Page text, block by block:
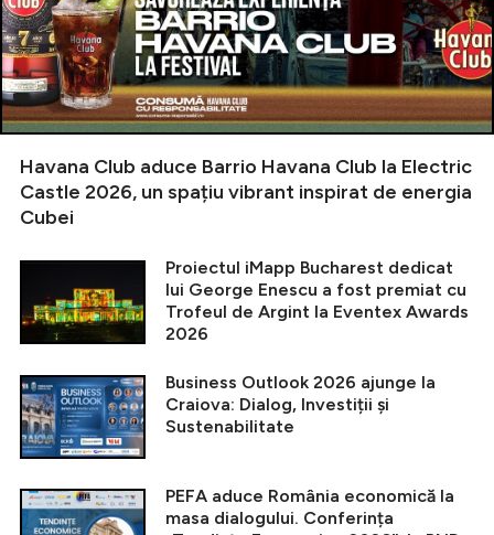
Havana Club aduce Barrio Havana Club la Electric
Castle 2026, un spațiu vibrant inspirat de energia
Cubei
Proiectul iMapp Bucharest dedicat
lui George Enescu a fost premiat cu
Trofeul de Argint la Eventex Awards
2026
Business Outlook 2026 ajunge la
Craiova: Dialog, Investiții și
Sustenabilitate
PEFA aduce România economică la
masa dialogului. Conferința